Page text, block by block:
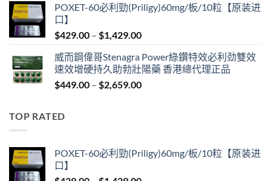
$439.00
$2,629.00
POXET-60必利勁(Priligy)60mg/板/10粒【原装进
口】
$429.00 – $1,429.00Price
$429.00
through
$1,429.00
威而鋼偉哥Stenagra Power綠鑽特效必利劲雙效
速效增硬持久助勃壯陽藥 香港總代理正品
$449.00 – $2,659.00Price
TOP RATED
POXET-60必利勁(Priligy)60mg/板/10粒【原装进
口】